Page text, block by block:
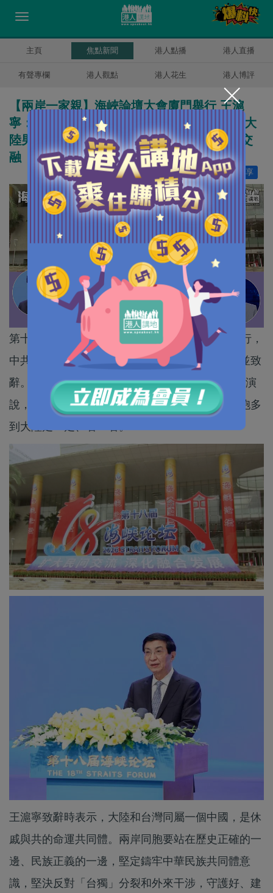
主頁 焦點新聞 港人點播 港人直播
有聲專欄 港人觀點 港人花生 港人博評
【兩岸一家親】海峽論壇大會廈門舉行 王滬
寧：願同廣大台灣同胞共享發展機遇和成果 大
陸男神張凌赫：冀兩岸青年有更多交流交往交
融
分享
讚好 8
第十八屆海峽論壇大會前日（13）在福建廈門舉行，
中共中央政治局常委、全國政協主席王滬寧出席並致
辭。大陸著名藝人張凌赫驚喜亮相，並發表6分鐘演
說，他不僅用台語跟台灣粉絲打招呼，更呼籲台胞多
到大陸走一走、看一看。
王滬寧致辭時表示，大陸和台灣同屬一個中國，是休
戚與共的命運共同體。兩岸同胞要站在歷史正確的一
邊、民族正義的一邊，堅定鑄牢中華民族共同體意
識，堅決反對「台獨」分裂和外來干涉，守護好、建